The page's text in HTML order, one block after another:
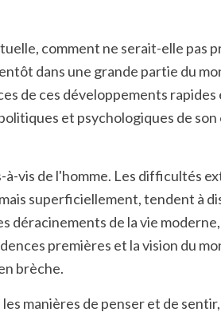
comment ne serait-elle pas
dans une grande partie du
de ces développements
et psychologiques de
vis de l'homme. Les difficultés
superficiellement, tendent à
déracinements de la vie
premières et la vision du
brèche.
manières de penser et de